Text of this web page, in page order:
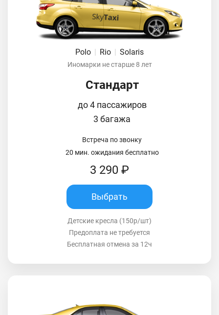
Polo | Rio | Solaris
Иномарки не старше 8 лет
Стандарт
до 4 пассажиров
3 багажа
Встреча по звонку
20 мин. ожидания бесплатно
3 290 ₽
Выбрать
Детские кресла (150р/шт)
Предоплата не требуется
Бесплатная отмена за 12ч